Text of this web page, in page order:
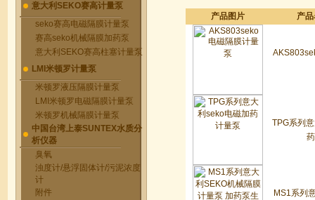
意大利SEKO赛高计量泵
seko赛高电磁隔膜计量泵
赛高seko机械隔膜加药泵
意大利SEKO赛高柱塞计量泵
LMI米顿罗计量泵
米顿罗液压隔膜计量泵
LMI米顿罗电磁隔膜计量泵
米顿罗机械隔膜计量泵
中国台湾上泰SUNTEX水质分
析仪器
臭氧
浊度计/悬浮固体计/污泥浓度
计
附件
产品图片 产
TPG系列
MS1系列